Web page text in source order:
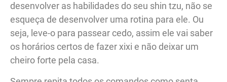
desenvolver as habilidades do seu shin tzu, não se
esqueça de desenvolver uma rotina para ele. Ou
seja, leve-o para passear cedo, assim ele vai saber
os horários certos de fazer xixi e não deixar um
cheiro forte pela casa.